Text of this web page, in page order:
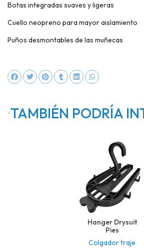
Botas integradas suaves y ligeras
Cuello neopreno para mayor aislamiento
Puños desmontables de las muñecas
TAMBIÉN PODRÍA
Hanger Drysuit
Pies
Colgador traje